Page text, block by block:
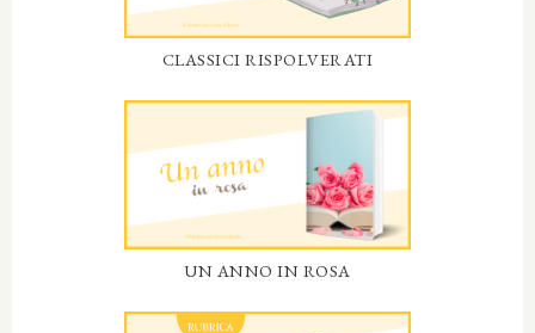
CLASSICI RISPOLVERATI
UN ANNO IN ROSA